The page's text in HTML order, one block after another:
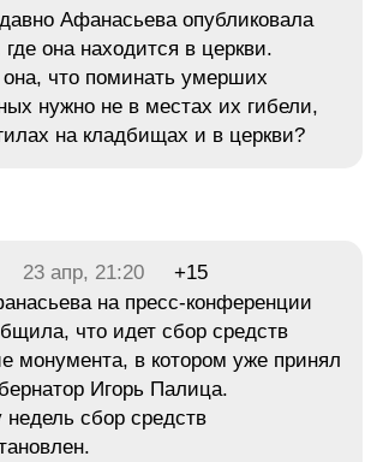
Афанасьева опубликовала
она находится в церкви.
что поминать умерших
нужно не в местах их гибели,
на кладбищах и в церкви?
23 апр, 21:20
+15
на пресс-конференции
что идет сбор средств
монумента, в котором уже принял
Игорь Палица.
недель сбор средств